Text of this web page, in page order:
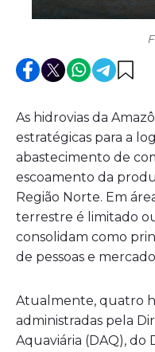
As hidrovias da
estratégicas para a
abastecimento de
escoamento da
Região Norte. Em
terrestre é limitado
consolidam como
de pessoas e
Atualmente, quatro
administradas pela
Aquaviária (DAQ), do